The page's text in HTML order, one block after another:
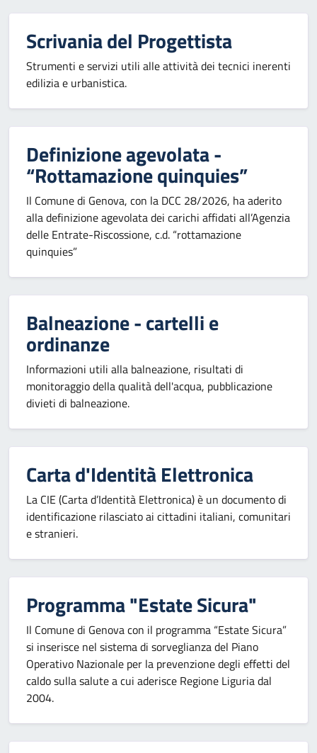
Scrivania del Progettista
Strumenti e servizi utili alle attività dei tecnici inerenti
edilizia e urbanistica.
Definizione agevolata -
“Rottamazione quinquies”
Il Comune di Genova, con la DCC 28/2026, ha aderito
alla definizione agevolata dei carichi affidati all’Agenzia
delle Entrate-Riscossione, c.d. “rottamazione
quinquies”
Balneazione - cartelli e
ordinanze
Informazioni utili alla balneazione, risultati di
monitoraggio della qualità dell'acqua, pubblicazione
divieti di balneazione.
Carta d'Identità Elettronica
La CIE (Carta d’Identità Elettronica) è un documento di
identificazione rilasciato ai cittadini italiani, comunitari
e stranieri.
Programma "Estate Sicura"
Il Comune di Genova con il programma “Estate Sicura”
si inserisce nel sistema di sorveglianza del Piano
Operativo Nazionale per la prevenzione degli effetti del
caldo sulla salute a cui aderisce Regione Liguria dal
2004.